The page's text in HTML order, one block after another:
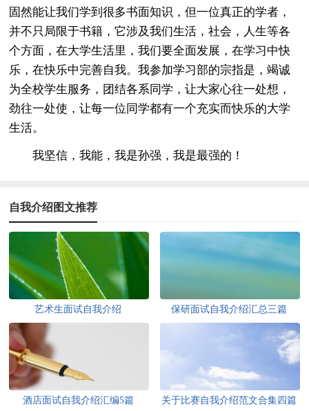
固然能让我们学到很多书面知识，但一位真正的学者，
并不只局限于书籍，它涉及我们生活，社会，人生等各
个方面，在大学生活里，我们要全面发展，在学习中快
乐，在快乐中完善自我。我参加学习部的宗指是，竭诚
为全校学生服务，团结各系同学，让大家心往一处想，
劲往一处使，让每一位同学都有一个充实而快乐的大学
生活。
我坚信，我能，我是孙强，我是最强的！
自我介绍图文推荐
艺术生面试自我介绍 保研面试自我介绍汇总三篇
酒店面试自我介绍汇编5篇 关于比赛自我介绍范文合集四篇